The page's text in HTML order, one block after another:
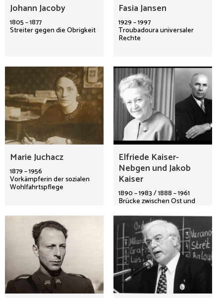
Johann Jacoby
1805 – 1877
Streiter gegen die Obrigkeit
Fasia Jansen
1929 – 1997
Troubadoura universaler
Rechte
Marie Juchacz
1879 – 1956
Vorkämpferin der sozialen
Wohlfahrtspflege
Elfriede Kaiser-
Nebgen und Jakob
Kaiser
1890 – 1983 / 1888 – 1961
Brücke zwischen Ost und